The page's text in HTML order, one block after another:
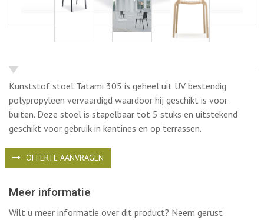
Kunststof stoel Tatami 305 is geheel uit UV bestendig
polypropyleen vervaardigd waardoor hij geschikt is voor